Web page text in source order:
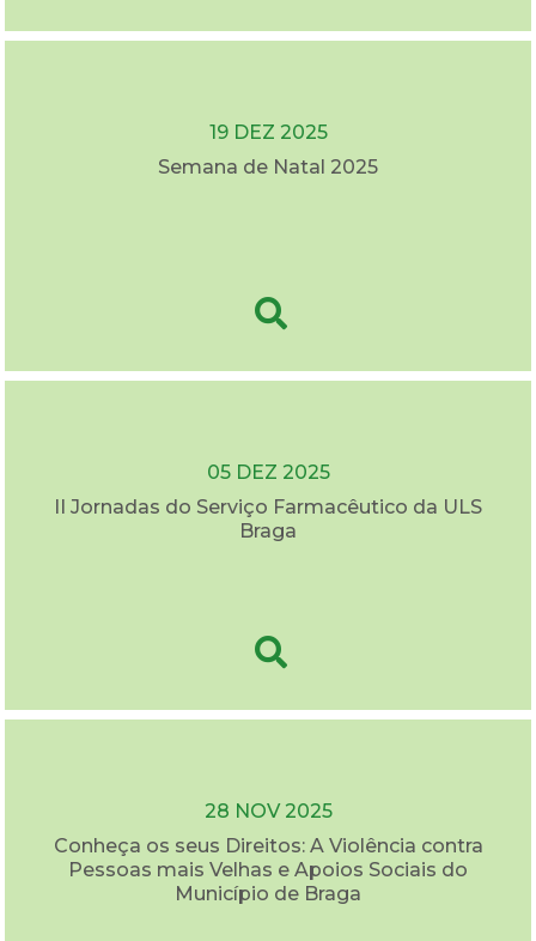
19 DEZ 2025
Semana de Natal 2025
05 DEZ 2025
II Jornadas do Serviço Farmacêutico da ULS
Braga
28 NOV 2025
Conheça os seus Direitos: A Violência contra
Pessoas mais Velhas e Apoios Sociais do
Município de Braga